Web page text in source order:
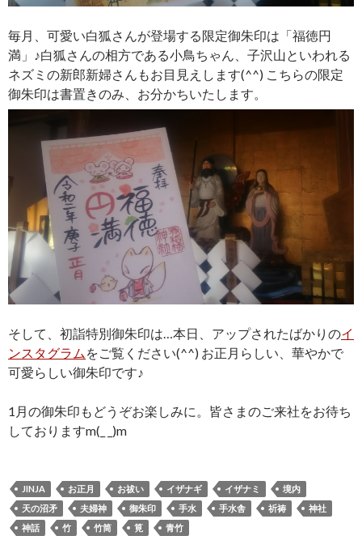
毎月、可愛い白狐さんが登場する限定御朱印は「福徳円
満」♪白狐さんの相方である小鳥ちゃん、子沢山といわれる
ネズミの新郎新婦さんもお目見えします(^^) こちらの限定
御朱印は書置きのみ、お分かちいたします。
そして、初詣特別御朱印は…本日、アップされたばかりのイ
ンスタグラム をご覧ください(^^) お正月らしい、華やかで
可愛らしい御朱印です♪
1月の御朱印もどうぞお楽しみに。皆さまのご来社をお待ち
しておりますm(_ _)m
JINJA お正月 お祓い イザナギ イザナミ
境内
天の沼矛
夫婦神 御朱印 手水 手水舎 祈祷
神社
神話
竹 竹筒 筧 青竹